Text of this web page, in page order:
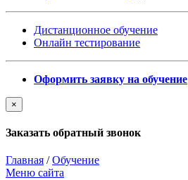
Дистанционное обучение
Онлайн тестирование
Оформить заявку на обучение
×
Заказать обратный звонок
Главная /Обучение
Меню сайта